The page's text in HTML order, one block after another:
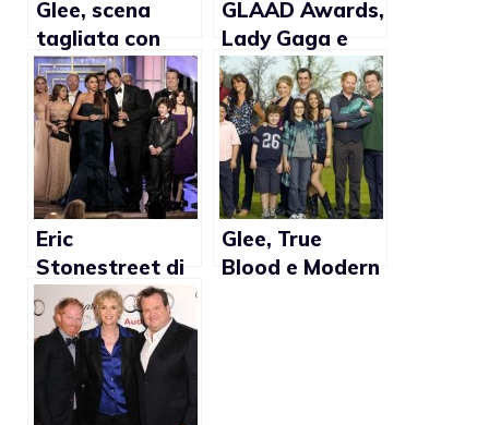
Glee, scena
tagliata con
anello-
promessa
GLAAD Awards,
Lady Gaga e
Chaz Bono tra
le nomination
Eric
Stonestreet di
Modern Family:
“Gli anti gay?
Sono idioti”
Glee, True
Blood e Modern